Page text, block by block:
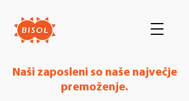
Naši zaposleni so naše največje
premoženje.